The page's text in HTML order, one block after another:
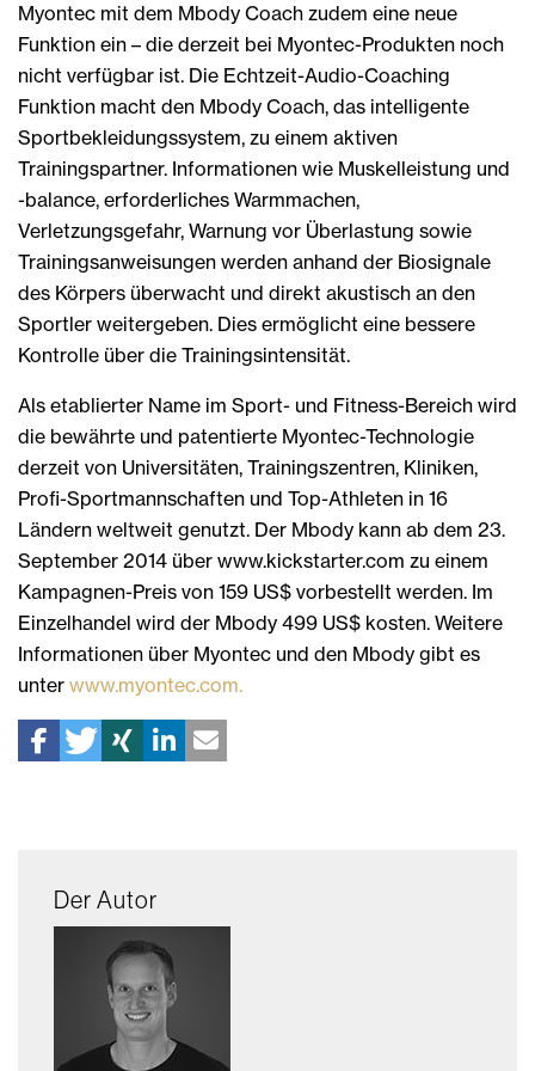
Myontec mit dem Mbody Coach zudem eine neue
Funktion ein – die derzeit bei Myontec-Produkten noch
nicht verfügbar ist. Die Echtzeit-Audio-Coaching
Funktion macht den Mbody Coach, das intelligente
Sportbekleidungssystem, zu einem aktiven
Trainingspartner. Informationen wie Muskelleistung und
-balance, erforderliches Warmmachen,
Verletzungsgefahr, Warnung vor Überlastung sowie
Trainingsanweisungen werden anhand der Biosignale
des Körpers überwacht und direkt akustisch an den
Sportler weitergeben. Dies ermöglicht eine bessere
Kontrolle über die Trainingsintensität.
Als etablierter Name im Sport- und Fitness-Bereich wird
die bewährte und patentierte Myontec-Technologie
derzeit von Universitäten, Trainingszentren, Kliniken,
Profi-Sportmannschaften und Top-Athleten in 16
Ländern weltweit genutzt. Der Mbody kann ab dem 23.
September 2014 über www.kickstarter.com zu einem
Kampagnen-Preis von 159 US$ vorbestellt werden. Im
Einzelhandel wird der Mbody 499 US$ kosten. Weitere
Informationen über Myontec und den Mbody gibt es
unter www.myontec.com.
Der Autor